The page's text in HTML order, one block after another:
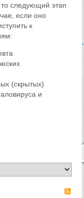
следующий этап
если оно
к
(скрытых)
и